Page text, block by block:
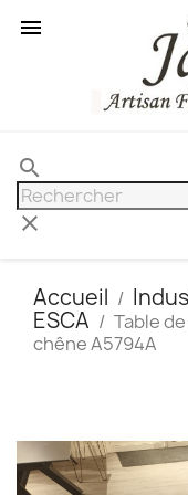

search
clear
Accueil
ESCA
Table
chêne A5794A